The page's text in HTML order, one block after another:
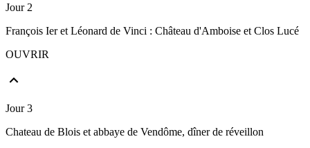
Jour 2
François Ier et Léonard de Vinci : Château d'Amboise et Clos Lucé
OUVRIR
Jour 3
Chateau de Blois et abbaye de Vendôme, dîner de réveillon